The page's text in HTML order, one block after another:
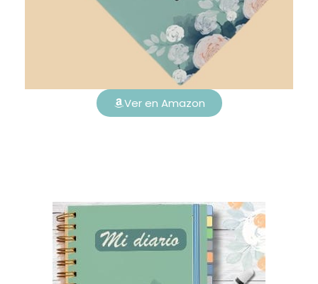
Ver en Amazon